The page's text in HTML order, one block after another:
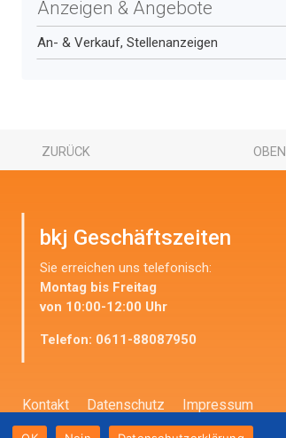
Anzeigen & Angebote
An- & Verkauf, Stellenanzeigen
OBEN
ZURÜCK
bkj Geschäftszeiten
Sie erreichen uns telefonisch:
Montag bis Freitag
von 10:00-12:00 Uhr
Telefon: 0611-88087950
Kontakt Datenschutz Impressum